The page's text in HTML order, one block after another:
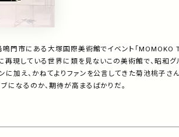
門市にある大塚国際美術館でイベント「MOMOKO
再現している世界に類を見ないこの美術館で、昭和グ
に加え、かねてよりファンを公言してきた菊池桃子さ
になるのか、期待が高まるばかりだ。